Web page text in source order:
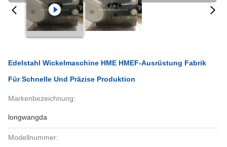
Edelstahl Wickelmaschine HME HMEF-Ausrüstung Fabrik
Für Schnelle Und Präzise Produktion
Markenbezeichnung:
longwangda
Modellnummer: